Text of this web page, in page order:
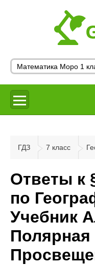
ГДЗ 7 класс
Ответы к
по
Учебник
Полярная